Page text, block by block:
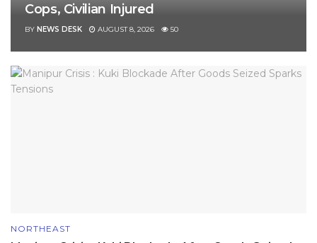
Cops, Civilian Injured
BY NEWS DESK AUGUST 8, 2026 50
NORTHEAST